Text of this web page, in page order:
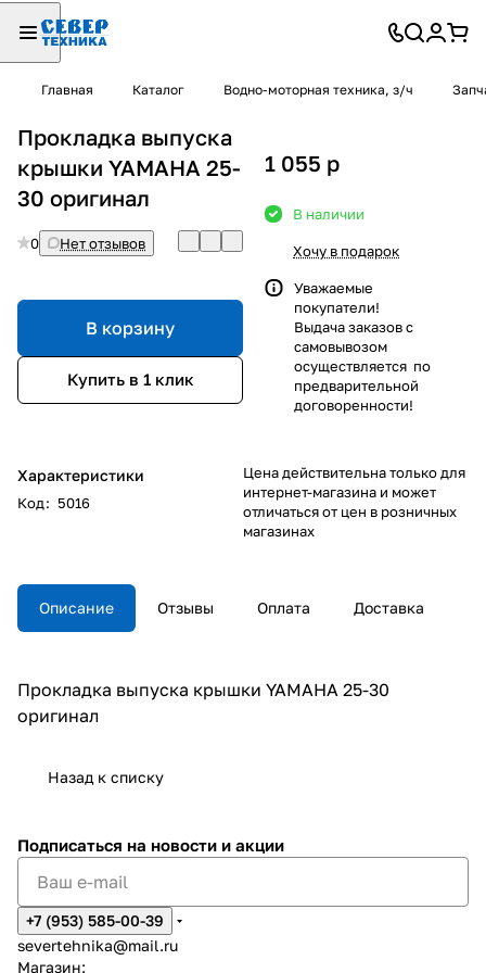
Главная Каталог Водно-моторная техника, з/ч
Прокладка выпуска
крышки YAMAHA 25-
30 оригинал
0 Нет отзывов
В корзину
Купить в 1 клик
Характеристики
Код: 5016
1 055 p
В наличии
Хочу в подарок
Уважаемые
покупатели!
Выдача заказов с
самовывозом
осуществляется по
предварительной
договоренности!
Цена действительна только для
интернет-магазина и может
отличаться от цен в розничных
магазинах
Описание Отзывы Оплата Доставка
Прокладка выпуска крышки YAMAHA 25-30
оригинал
Назад к списку
Подписаться на новости и акции
+7 (953) 585-00-39
severtehnika@mail.ru
Магазин: